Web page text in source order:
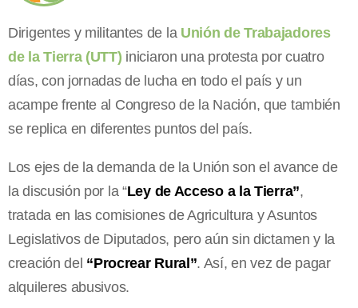
Dirigentes y militantes de la Unión de Trabajadores
de la Tierra (UTT) iniciaron una protesta por cuatro
días, con jornadas de lucha en todo el país y un
acampe frente al Congreso de la Nación, que también
se replica en diferentes puntos del país.
Los ejes de la demanda de la Unión son el avance de
la discusión por la “Ley de Acceso a la Tierra”,
tratada en las comisiones de Agricultura y Asuntos
Legislativos de Diputados, pero aún sin dictamen y la
creación del “Procrear Rural”. Así, en vez de pagar
alquileres abusivos.